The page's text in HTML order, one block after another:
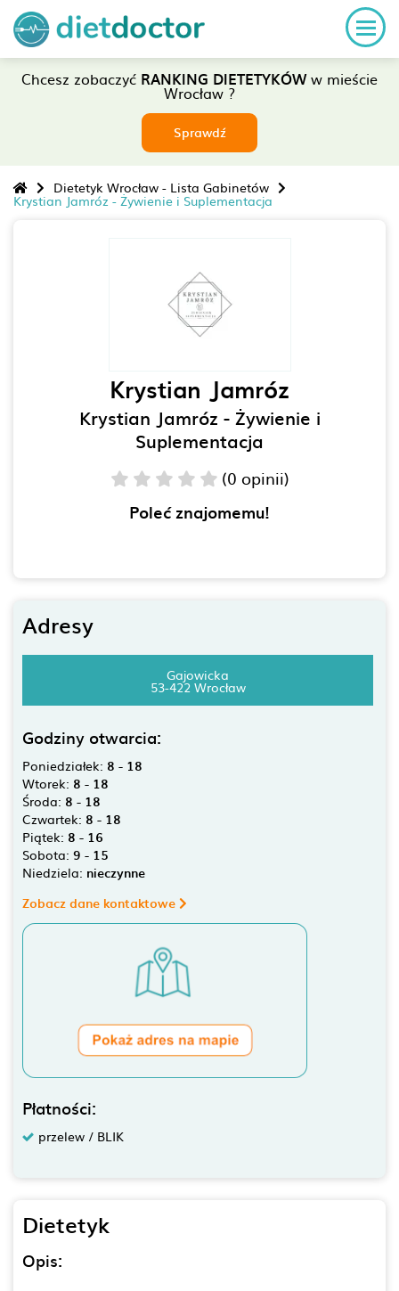
Chcesz zobaczyć RANKING DIETETYKÓWw mieście
Wrocław ?
Sprawdź
Dietetyk Wrocław - Lista Gabinetów
Krystian Jamróz - Żywienie i Suplementacja
Krystian Jamróz
Krystian Jamróz - Żywienie i
Suplementacja
(0 opinii)
Poleć znajomemu!
Adresy
Gajowicka
53-422 Wrocław
Godziny otwarcia:
Poniedziałek: 8 - 18
Wtorek: 8 - 18
Środa: 8 - 18
Czwartek: 8 - 18
Piątek: 8 - 16
Sobota: 9 - 15
Niedziela: nieczynne
Zobacz dane kontaktowe
Płatności:
przelew / BLIK
Dietetyk
Opis: